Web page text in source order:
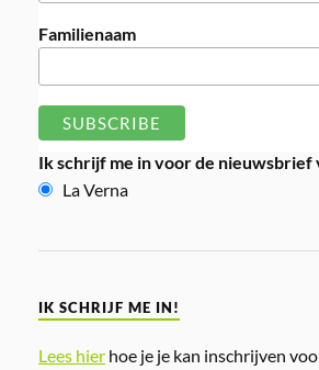
Familienaam
Ik schrijf me in voor de nieuwsbrief
La Verna
IK SCHRIJF ME IN!
Lees hier hoe je je kan inschrijven